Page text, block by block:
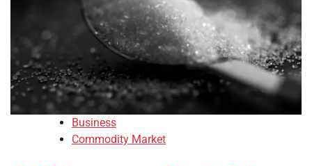
Business
Commodity Market